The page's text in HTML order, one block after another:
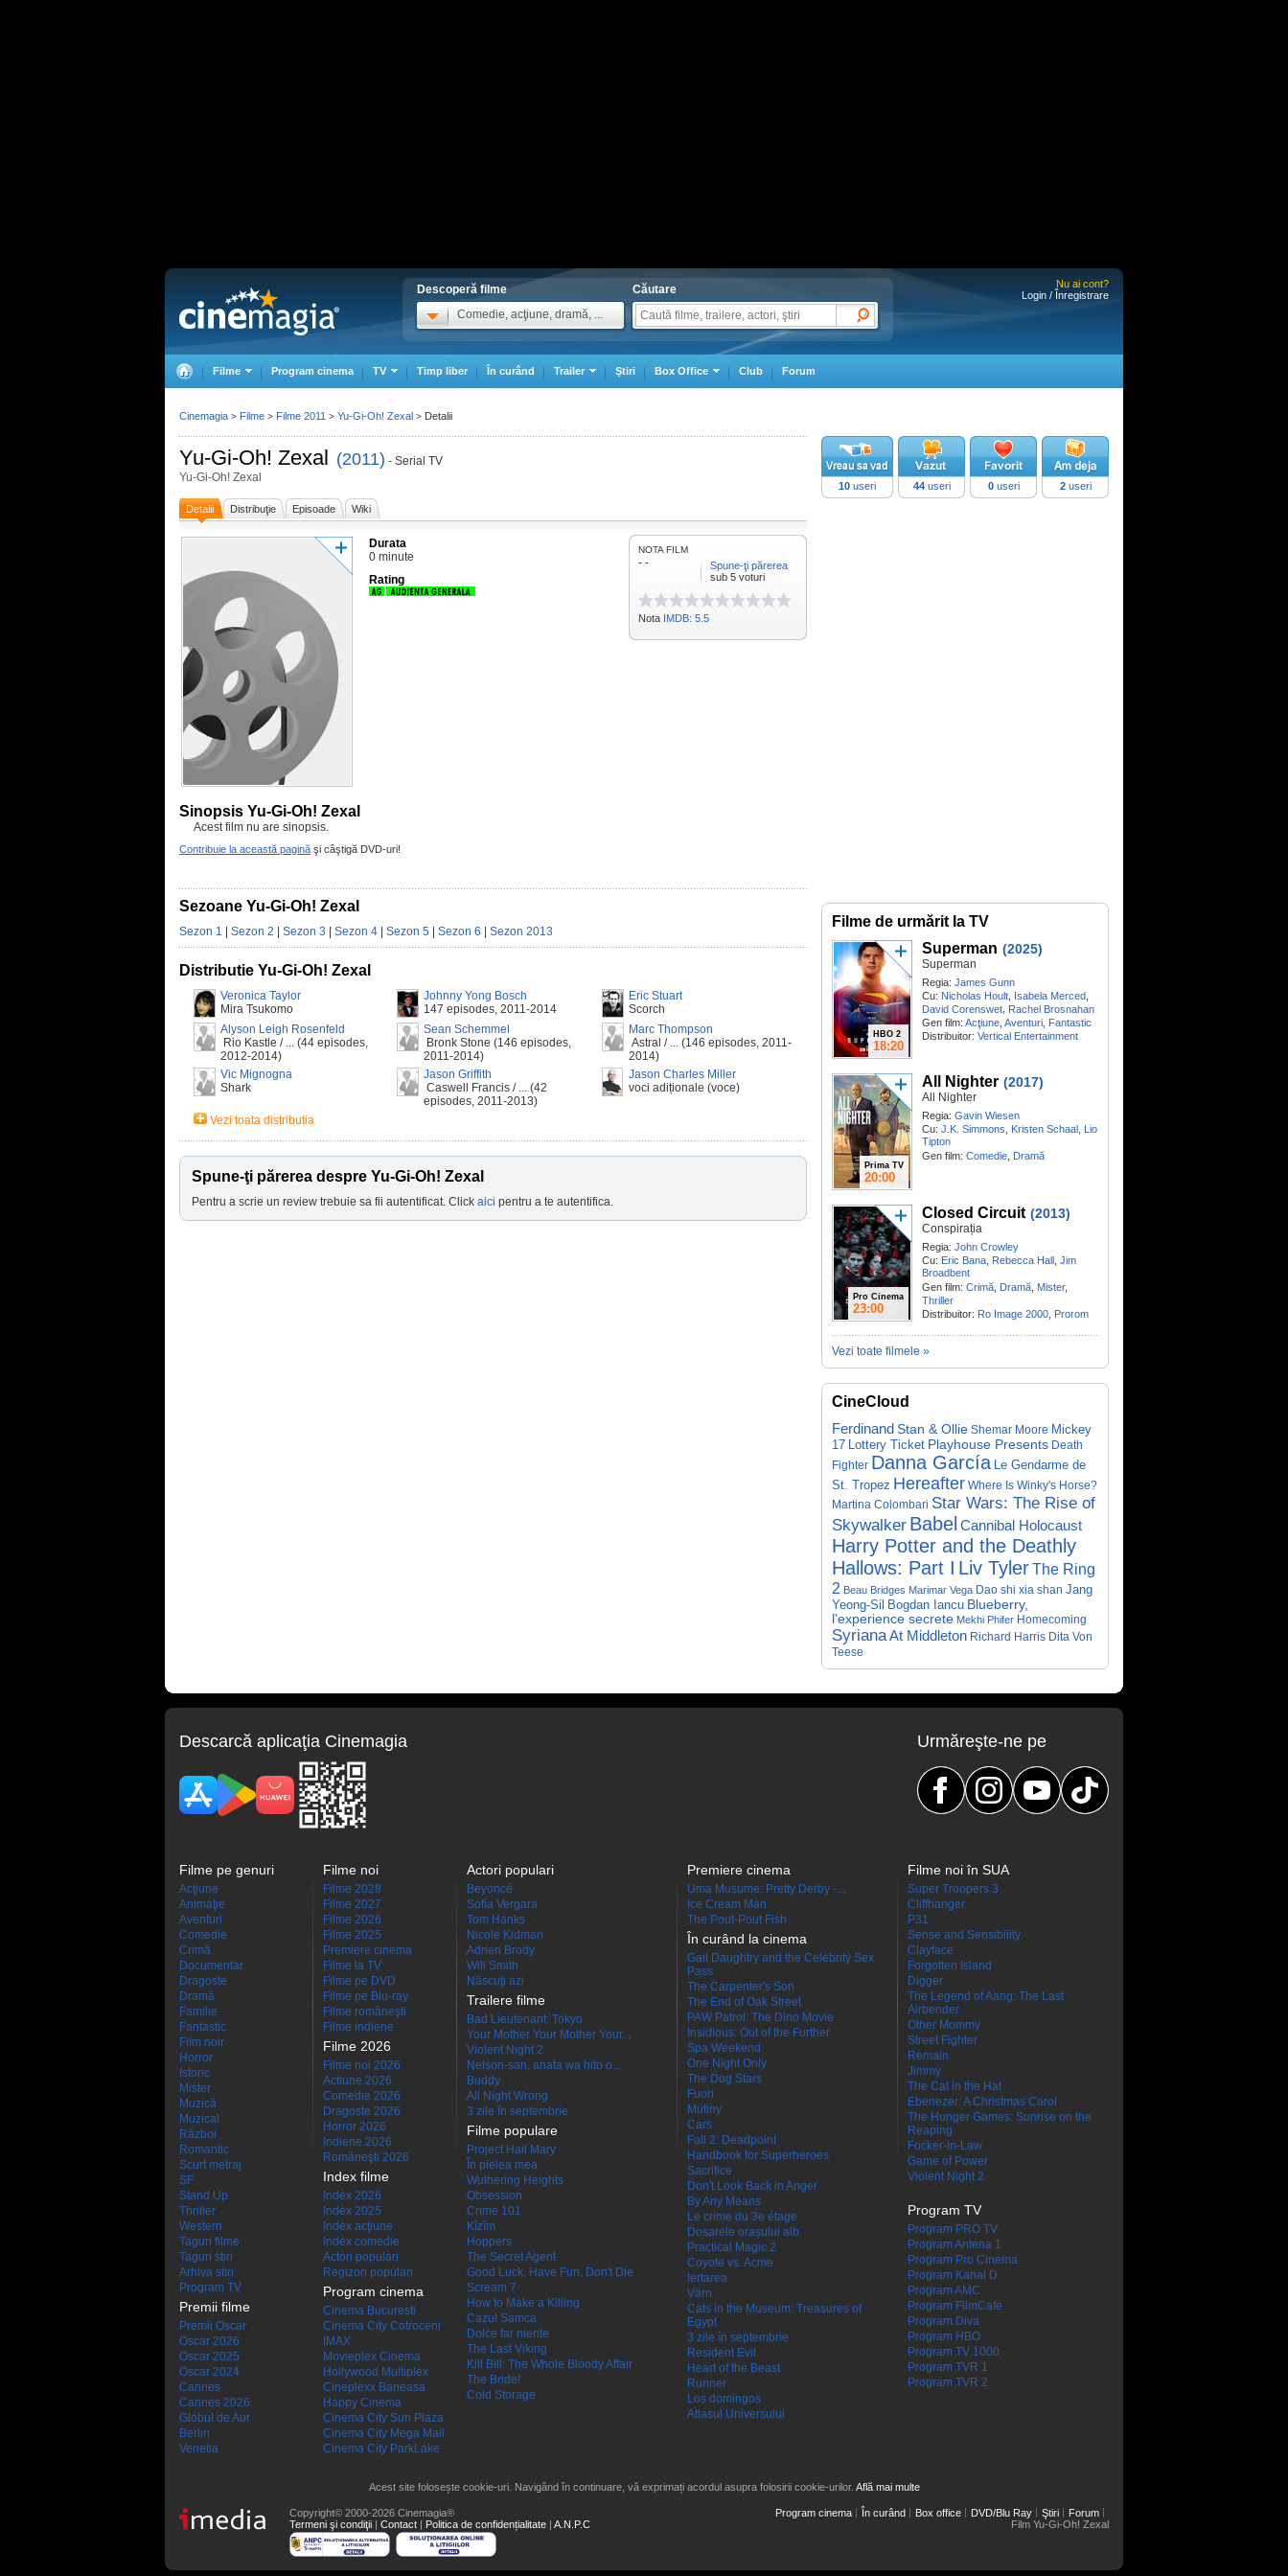
Descoperă filme
Comedie, acţiune, dramă, ...
Căutare
Nu ai cont?
Login / Înregistrare
Filme Program cinema TV Timp liber În curând Trailer Ştiri Box Office Club Forum
Yu-Gi-Oh! Zexal (2011) - Serial TV
Yu-Gi-Oh! Zexal
Detalii Distribuţie Episoade Wiki
Durata
0 minute
Rating
Sinopsis Yu-Gi-Oh! Zexal
Acest film nu are sinopsis.
Contribuie la această pagină şi câştigă DVD-uri!
NOTA FILM
- -
Spune-ţi părerea
sub 5 voturi
Nota IMDB: 5.5
10 useri 44useri 0useri 2useri
Sezoane Yu-Gi-Oh! Zexal
Sezon 1 Sezon 2 Sezon 3 Sezon 4 Sezon 5 Sezon 6 Sezon 2013
Distributie Yu-Gi-Oh! Zexal
Veronica Taylor
Mira Tsukomo
Johnny Yong Bosch
147 episodes, 2011-2014
Eric Stuart
Scorch
Alyson Leigh Rosenfeld
Rio Kastle / ... (44 episodes,
2012-2014)
Sean Schemmel
Bronk Stone (146 episodes,
2011-2014)
Marc Thompson
Astral / ... (146 episodes, 2011-
2014)
Vic Mignogna
Shark
Jason Griffith
Caswell Francis / ... (42
episodes, 2011-2013)
Jason Charles Miller
voci adiționale (voce)
Vezi toata distributia
Spune-ţi părerea despre Yu-Gi-Oh! Zexal
Pentru a scrie un review trebuie sa fii autentificat. Click aici pentru a te autentifica.
Filme de urmărit la TV
HBO 2
18:20
Superman (2025)
Superman
Regia: James Gunn
Cu: Nicholas Hoult Isabela Merced
David Corenswet, Rachel Brosnahan
Gen film: Acţiune Aventuri Fantastic
Distribuitor: Vertical Entertainment
Prima TV
20:00
All Nighter (2017)
All Nighter
Regia: Gavin Wiesen
Cu: J.K. Simmons Kristen Schaal Lio
Tipton
Gen film: Comedie Dramă
Pro Cinema
23:00
Closed Circuit (2013)
Conspirația
Regia: John Crowley
Cu: Eric Bana Rebecca Hall Jim
Broadbent
Gen film: Crimă Dramă Mister,
Thriller
Distribuitor: Ro Image 2000 Prorom
Vezi toate filmele »
CineCloud
Ferdinand Stan & Ollie Shemar Moore Mickey
17 Lottery Ticket Playhouse Presents Death
Fighter Danna García Le Gendarme de
St. Tropez Hereafter Where Is Winky's Horse?
Martina Colombari Star Wars: The Rise of
Skywalker Babel Cannibal Holocaust
Harry Potter and the Deathly
Hallows: Part I Liv TylerThe Ring
2 Beau Bridges Marimar Vega Dao shi xia shan Jang
Yeong-Sil
Bogdan Iancu Blueberry,
l'experience secrete Mekhi Phifer Homecoming
SyrianaAt Middleton Richard Harris Dita Von
Teese
Cinemagia > Filme > Filme 2011 > Yu-Gi-Oh! Zexal > Detalii
Descarcă aplicaţia Cinemagia Urmăreşte-ne pe
Filme pe genuri
Acţiune
Animaţie
Aventuri
Comedie
Crimă
Documentar
Dragoste
Dramă
Familie
Fantastic
Film noir
Horror
Istoric
Mister
Muzică
Muzical
Război
Romantic
Scurt metraj
SF
Stand Up
Thriller
Western
Taguri filme
Taguri stiri
Arhiva stiri
Program TV
Premii filme
Premii Oscar
Oscar 2026
Oscar 2025
Oscar 2024
Cannes
Cannes 2026
Globul de Aur
Berlin
Venetia
Filme noi
Filme 2028
Filme 2027
Filme 2026
Filme 2025
Premiere cinema
Filme la TV
Filme pe DVD
Filme pe Blu-ray
Filme româneşti
Filme indiene
Filme 2026
Filme noi 2026
Actiune 2026
Comedie 2026
Dragoste 2026
Horror 2026
Indiene 2026
Româneşti 2026
Index filme
Index 2026
Index 2025
Index acţiune
Index comedie
Actori populari
Regizori populari
Program cinema
Cinema Bucuresti
Cinema City Cotroceni
IMAX
Movieplex Cinema
Hollywood Multiplex
Cineplexx Baneasa
Happy Cinema
Cinema City Sun Plaza
Cinema City Mega Mall
Cinema City ParkLake
Actori populari
Beyoncé
Sofía Vergara
Tom Hanks
Nicole Kidman
Adrien Brody
Will Smith
Născuţi azi
Trailere filme
Bad Lieutenant: Tokyo
Your Mother Your Mother Your...
Violent Night 2
Nelson-san, anata wa hito o...
Buddy
All Night Wrong
3 zile în septembrie
Filme populare
Project Hail Mary
În pielea mea
Wuthering Heights
Obsession
Crime 101
Kîzîm
Hoppers
The Secret Agent
Good Luck, Have Fun, Don't Die
Scream 7
How to Make a Killing
Cazul Samca
Dolce far niente
The Last Viking
Kill Bill: The Whole Bloody Affair
The Bride!
Cold Storage
Premiere cinema
Uma Musume: Pretty Derby -...
Ice Cream Man
The Pout-Pout Fish
În curând la cinema
Gail Daughtry and the Celebrity Sex
Pass
The Carpenter's Son
The End of Oak Street
PAW Patrol: The Dino Movie
Insidious: Out of the Further
Spa Weekend
One Night Only
The Dog Stars
Fuori
Mutiny
Cars
Fall 2: Deadpoint
Handbook for Superheroes
Sacrifice
Don't Look Back in Anger
By Any Means
Le crime du 3e étage
Dosarele orașului alb
Practical Magic 2
Coyote vs. Acme
Iertarea
Värn
Cats in the Museum: Treasures of
Egypt
3 zile în septembrie
Resident Evil
Heart of the Beast
Runner
Los domingos
Atlasul Universului
Filme noi în SUA
Super Troopers 3
Cliffhanger
P31
Sense and Sensibility
Clayface
Forgotten Island
Digger
The Legend of Aang: The Last
Airbender
Other Mommy
Street Fighter
Remain
Jimmy
The Cat in the Hat
Ebenezer: A Christmas Carol
The Hunger Games: Sunrise on the
Reaping
Focker-in-Law
Game of Power
Violent Night 2
Program TV
Program PRO TV
Program Antena 1
Program Pro Cinema
Program Kanal D
Program AMC
Program FilmCafe
Program Diva
Program HBO
Program TV 1000
Program TVR 1
Program TVR 2
Acest site folosește cookie-uri. Navigând în continuare, vă exprimați acordul asupra folosirii cookie-urilor. Află mai multe
Copyright© 2000-2026 Cinemagia®
Termeni şi condiţii | Contact | Politica de confidențialitate | A.N.P.C
Program cinema În curând Box office DVD/Blu Ray Ştiri
Forum
Film Yu-Gi-Oh! Zexal